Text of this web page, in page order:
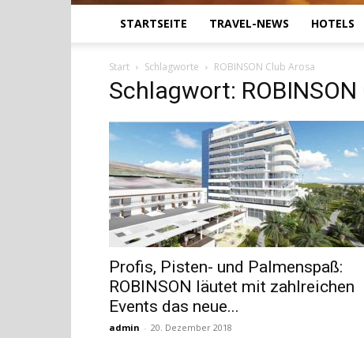
STARTSEITE TRAVEL-NEWS HOTELS
Start Schlagworte ROBINSON Club Arosa
Schlagwort:
Profis, Pisten- und Palmenspaß:
ROBINSON läutet mit zahlreichen
Events das neue...
admin - 20. Dezember 2018